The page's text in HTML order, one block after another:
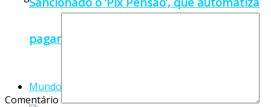
pagamento da pensão alimentícia
Mundo
Comentário